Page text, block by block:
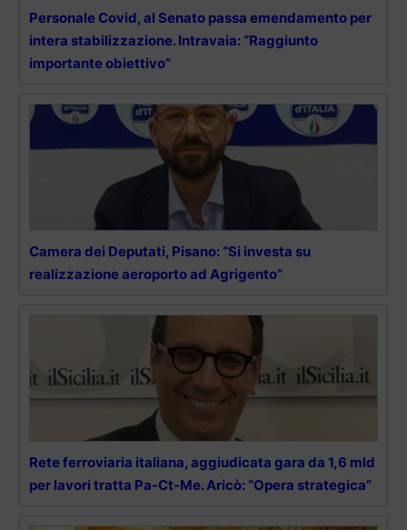
Personale Covid, al Senato passa emendamento per
intera stabilizzazione. Intravaia: “Raggiunto
importante obiettivo”
Camera dei Deputati, Pisano: “Si investa su
realizzazione aeroporto ad Agrigento”
Rete ferroviaria italiana, aggiudicata gara da 1,6 mld
per lavori tratta Pa-Ct-Me. Aricò: “Opera strategica”